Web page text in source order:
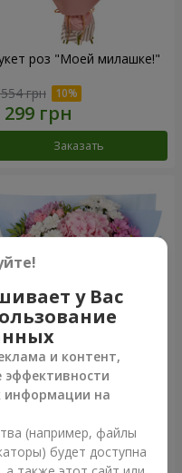
роз "Моей милашке!"
грн
Заказать
букет
Заказать
у Вас
и контент,
эффективности
информации на
(например, файлы
будет доступна